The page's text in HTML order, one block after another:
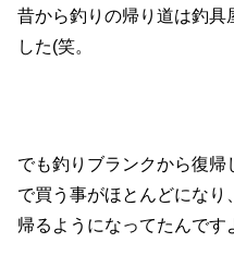
昔から釣りの帰り道は釣
した(笑。
でも釣りブランクから復帰
で買う事がほとんどになり
帰るようになってたんです